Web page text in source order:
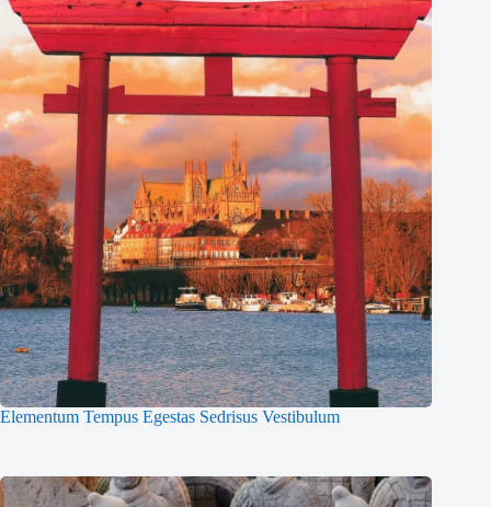
Elementum Tempus Egestas Sedrisus Vestibulum